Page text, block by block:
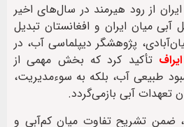
از رود هیرمند در سال‌های اخیر
میان ایران و افغانستان تبدیل
پژوهشگر دیپلماسی آب، در
ایراف تأکید کرد که بخش مهمی از
طبیعی آب، بلکه به سوءمدیریت،
تعهدات آبی بازمی‌گردد.
ضمن تشریح تفاوت میان کم‌آبی و